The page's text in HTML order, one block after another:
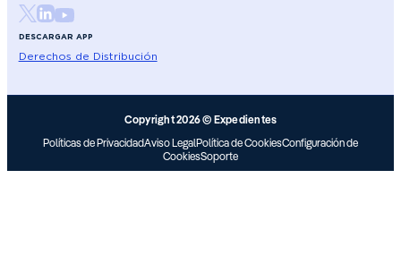
DESCARGAR APP
Derechos de Distribución
Copyright 2026 © Expedientes
Políticas de PrivacidadAviso LegalPolítica de CookiesConfiguración de
CookiesSoporte